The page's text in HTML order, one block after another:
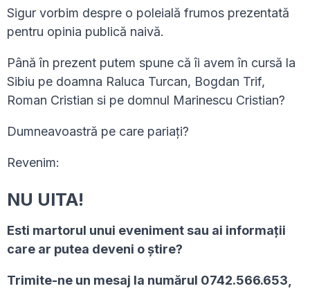
Sigur vorbim despre o poleială frumos prezentată
pentru opinia publică naivă.
Până în prezent putem spune că îi avem în cursă la
Sibiu pe doamna Raluca Turcan, Bogdan Trif,
Roman Cristian si pe domnul Marinescu Cristian?
Dumneavoastră pe care pariați?
Revenim:
NU UITA!
Esti martorul unui eveniment sau ai informaţii
care ar putea deveni o ştire?
Trimite-ne un mesaj la numărul 0742.566.653,